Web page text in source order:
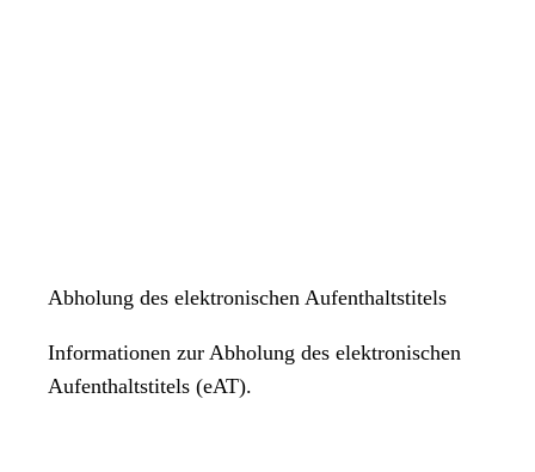
Abholung des elektronischen Aufenthaltstitels
Informationen zur Abholung des elektronischen
Aufenthaltstitels (eAT).